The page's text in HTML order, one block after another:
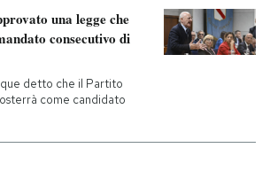
una legge che
consecutivo di
detto che il Partito
come candidato